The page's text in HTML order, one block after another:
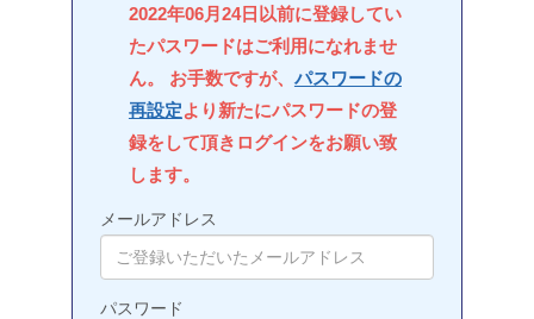
2022年06月24日以前に登録してい
たパスワードはご利用になれませ
ん。 お手数ですが、 パスワードの
再設定より新たにパスワードの登
録をして頂きログインをお願い致
します。
メールアドレス
パスワード